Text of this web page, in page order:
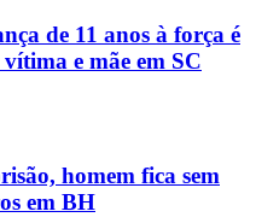
de 11 anos à força é
e mãe em SC
homem fica sem
em BH